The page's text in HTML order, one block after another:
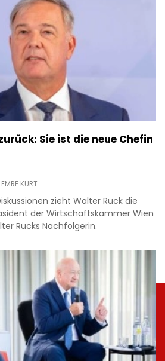
Sie ist die neue Chefin
KURT
zieht Walter Ruck die
der Wirtschaftskammer Wien
Rucks Nachfolgerin.